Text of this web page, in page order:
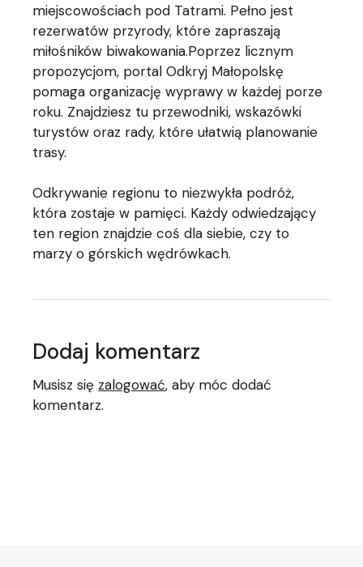
miejscowościach pod Tatrami. Pełno jest
rezerwatów przyrody, które zapraszają
miłośników biwakowania.Poprzez licznym
propozycjom, portal Odkryj Małopolskę
pomaga organizację wyprawy w każdej porze
roku. Znajdziesz tu przewodniki, wskazówki
turystów oraz rady, które ułatwią planowanie
trasy.
Odkrywanie regionu to niezwykła podróż,
która zostaje w pamięci. Każdy odwiedzający
ten region znajdzie coś dla siebie, czy to
marzy o górskich wędrówkach.
Dodaj komentarz
Musisz się zalogować, aby móc dodać
komentarz.